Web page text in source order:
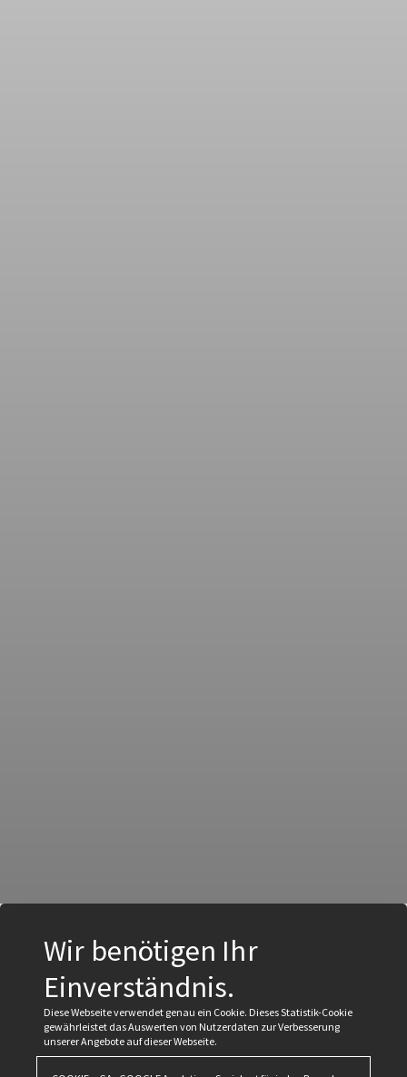
Wir benötigen Ihr
Einverständnis.
Diese Webseite verwendet genau ein Cookie. Dieses Statistik-Cookie
gewährleistet das Auswerten von Nutzerdaten zur Verbesserung
unserer Angebote auf dieser Webseite.